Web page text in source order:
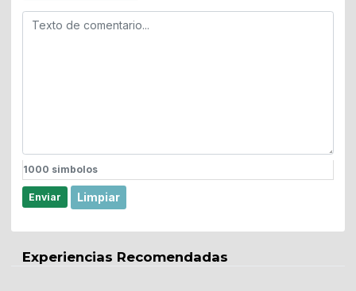
1000 simbolos
Enviar Limpiar
Experiencias Recomendadas